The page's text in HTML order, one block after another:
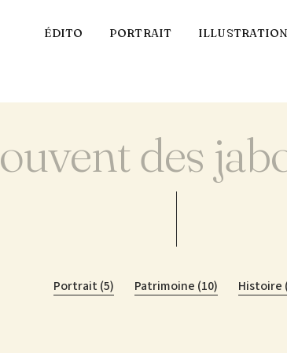
ÉDITO PORTRAIT ILLUSTRATION
des
Portrait (5) Patrimoine (10) Histoire